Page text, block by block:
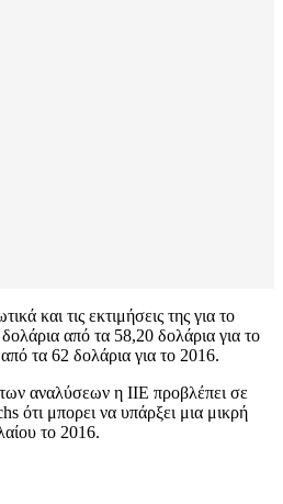
και τις εκτιμήσεις της για το
από τα 58,20 δολάρια για το
τα 62 δολάρια για το 2016.
αναλύσεων η ΙΙΕ προβλέπει σε
ότι μπορει να υπάρξει μια μικρή
το 2016.